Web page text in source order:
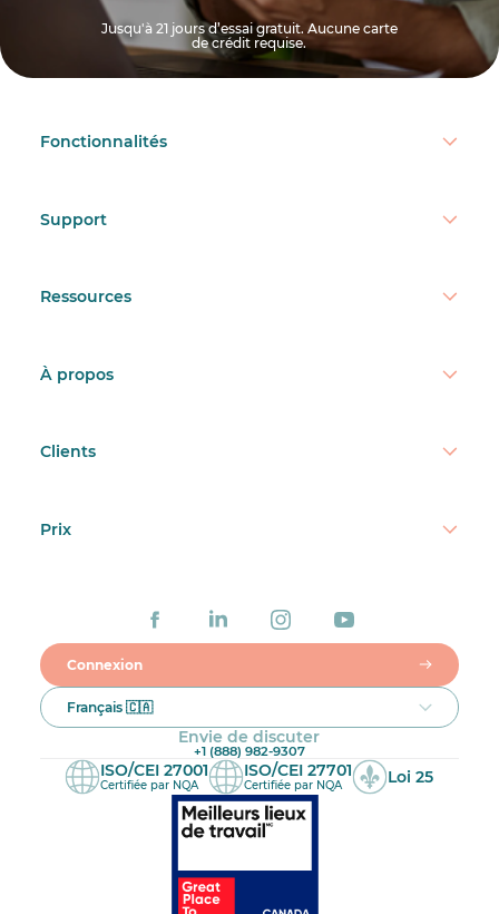
Jusqu'à 21 jours d’essai gratuit. Aucune carte
de crédit requise.
Fonctionnalités
Support
Ressources
À propos
Clients
Prix
Connexion
Français 🇨🇦
Envie de discuter
+1 (888) 982-9307
ISO/CEI 27001
Certifiée par NQA
ISO/CEI 27701
Certifiée par NQA Loi 25